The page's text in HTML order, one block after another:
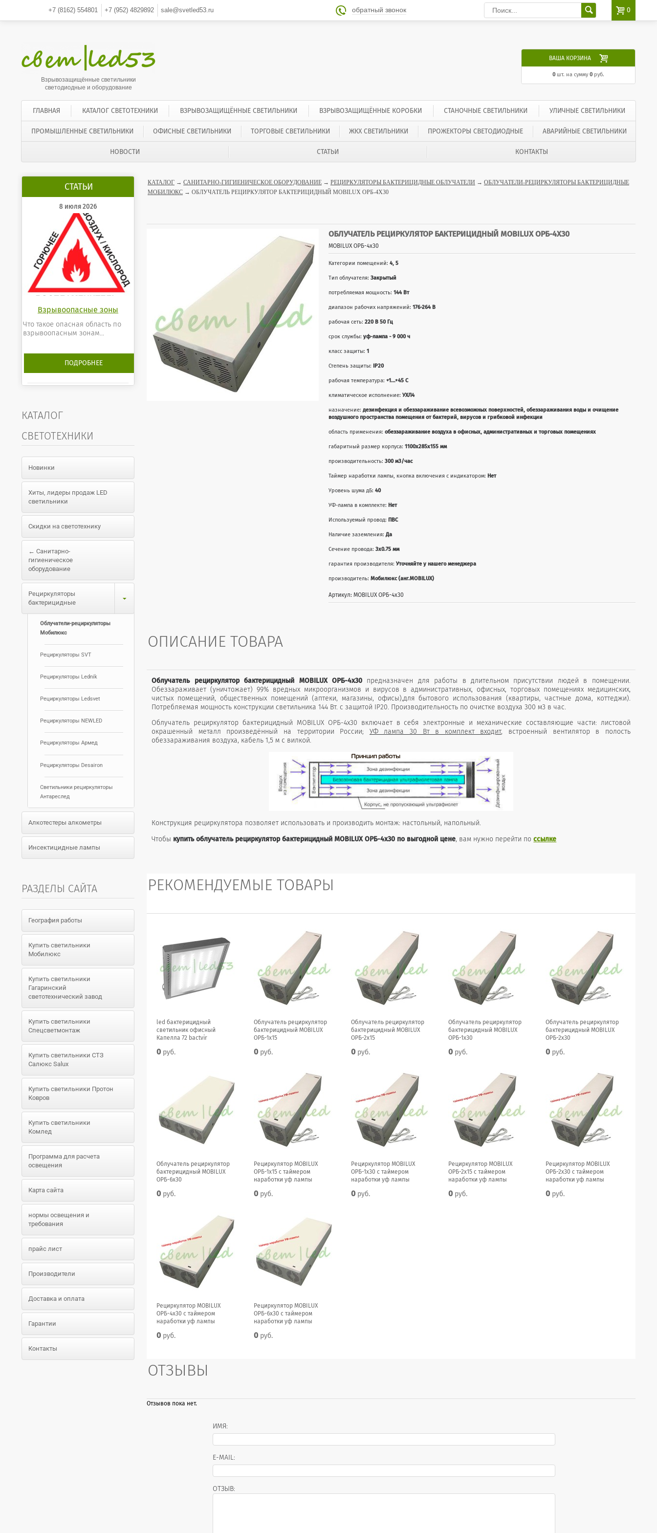
+7 (8162) 554801 +7 (952)4829892 sale@svetled53.ru  0
 обратный звонок
Взрывозащищённые светильники
светодиодные и оборудование
ВАША КОРЗИНА 
0шт. на сумму 0руб.
ГЛАВНАЯ КАТАЛОГ СВЕТОТЕХНИКИ ВЗРЫВОЗАЩИЩЁННЫЕ СВЕТИЛЬНИКИ ВЗРЫВОЗАЩИЩЁННЫЕ КОРОБКИ СТАНОЧНЫЕ СВЕТИЛЬНИКИ УЛИЧНЫЕ СВЕТИЛЬНИКИ
ПРОМЫШЛЕННЫЕ СВЕТИЛЬНИКИ ОФИСНЫЕ СВЕТИЛЬНИКИ ТОРГОВЫЕ СВЕТИЛЬНИКИ ЖКХ СВЕТИЛЬНИКИ ПРОЖЕКТОРЫ СВЕТОДИОДНЫЕ АВАРИЙНЫЕ СВЕТИЛЬНИКИ
НОВОСТИ СТАТЬИ КОНТАКТЫ
СТАТЬИ
8 июля 2026
Взрывоопасные зоны
Что такое опасная область по
взрывоопасным зонам...
ПОДРОБНЕЕ
КАТАЛОГ
СВЕТОТЕХНИКИ
Новинки
Хиты, лидеры продаж LED
светильники
Скидки на светотехнику
← Санитарно-
гигиеническое
оборудование
Рециркуляторы
бактерицидные
Облучатели-рециркуляторы
Мобилюкс
Рециркуляторы SVT
Рециркуляторы Lednik
Рециркуляторы Ledsvet
Рециркуляторы NEWLED
Рециркуляторы Армед
Рециркуляторы Desairon
Светильники рециркуляторы
Антареслед
Алкотестеры алкометры
Инсектицидные лампы
РАЗДЕЛЫ САЙТА
География работы
Купить светильники
Мобилюкс
Купить светильники
Гагаринский
светотехнический завод
Купить светильники
Спецсветмонтаж
Купить светильники СТЗ
Салюкс Salux
Купить светильники Протон
Ковров
Купить светильники
Комлед
Программа для расчета
освещения
Карта сайта
нормы освещения и
требования
прайс лист
Производители
Доставка и оплата
Гарантии
Контакты
КАТАЛОГ → САНИТАРНО-ГИГИЕНИЧЕСКОЕ ОБОРУДОВАНИЕ → РЕЦИРКУЛЯТОРЫ БАКТЕРИЦИДНЫЕ ОБЛУЧАТЕЛИ → ОБЛУЧАТЕЛИ-РЕЦИРКУЛЯТОРЫ БАКТЕРИЦИДНЫЕ
МОБИЛЮКС → ОБЛУЧАТЕЛЬ РЕЦИРКУЛЯТОР БАКТЕРИЦИДНЫЙ MOBILUX ОРБ-4X30
ОБЛУЧАТЕЛЬ РЕЦИРКУЛЯТОР БАКТЕРИЦИДНЫЙ MOBILUX ОРБ-4X30
MOBILUX ОРБ-4x30
Категории помещений: 4, 5
Тип облучателя: Закрытый
потребляемая мощность: 144 Вт
диапазон рабочих напряжений: 176-264 В
рабочая сеть: 220 В 50 Гц
срок службы: уф-лампа - 9 000 ч
класс защиты: 1
Степень защиты: IP20
рабочая температура: +1...+45 С
климатическое исполнение: УХЛ4
назначение: дезинфекция и обеззараживание всевозможных поверхностей, обеззараживания воды и очищение
воздушного пространства помещения от бактерий, вирусов и грибковой инфекции
область применения: обеззараживание воздуха в офисных, административных и торговых помещениях
габаритный размер корпуса: 1100х285х155 мм
производительность: 300 м3/час
Таймер наработки лампы, кнопка включения с индикатором: Нет
Уровень шума дБ: 40
УФ-лампа в комплекте: Нет
Используемый провод: ПВС
Наличие заземления:Да
Сечение провода: 3х0.75 мм
гарантия производителя: Уточняйте у нашего менеджера
производитель: Мобилюкс (анг.MOBILUX)
Артикул: MOBILUX ОРБ-4x30
ОПИСАНИЕ ТОВАРА
Облучатель рециркулятор бактерицидный MOBILUX ОРБ-4x30предназначен для работы в длительном присутствии людей в помещении.
Обеззараживает (уничтожает) 99% вредных микроорганизмов и вирусов в административных, офисных, торговых помещениях медицинских,
чистых помещений, общественных помещений (аптеки, магазины, офисы),для бытового использования (квартиры, частные дома, коттеджи).
Потребляемая мощность конструкции светильника 144 Вт. с защитой IP20. Производительность по очистке воздуха 300 м3 в час.
Облучатель рециркулятор бактерицидный MOBILUX ОРБ-4x30 включает в себя электронные и механические составляющие части: листовой
окрашенный металл произведённый на территории России; УФ лампа 30 Вт в комплект входит, встроенный вентилятор в полость
обеззараживания воздуха, кабель 1,5 м с вилкой.
Конструкция рециркулятора позволяет использовать и производить монтаж: настольный, напольный.
Чтобы купить облучатель рециркулятор бактерицидный MOBILUX ОРБ-4x30 по выгодной цене, вам нужно перейти по ссылке
РЕКОМЕНДУЕМЫЕ ТОВАРЫ
led бактерицидный
светильник офисный
Капелла 72 bactvir
0 руб.
Облучатель рециркулятор
бактерицидный MOBILUX
ОРБ-1x15
0 руб.
Облучатель рециркулятор
бактерицидный MOBILUX
ОРБ-2x15
0 руб.
Облучатель рециркулятор
бактерицидный MOBILUX
ОРБ-1x30
0 руб.
Облучатель рециркулятор
бактерицидный MOBILUX
ОРБ-2x30
0 руб.
Облучатель рециркулятор
бактерицидный MOBILUX
ОРБ-6x30
0 руб.
Рециркулятор MOBILUX
ОРБ-1x15 с таймером
наработки уф лампы
0 руб.
Рециркулятор MOBILUX
ОРБ-1x30 с таймером
наработки уф лампы
0 руб.
Рециркулятор MOBILUX
ОРБ-2x15 с таймером
наработки уф лампы
0 руб.
Рециркулятор MOBILUX
ОРБ-2x30 с таймером
наработки уф лампы
0 руб.
Рециркулятор MOBILUX
ОРБ-4x30 с таймером
наработки уф лампы
0 руб.
Рециркулятор MOBILUX
ОРБ-6x30 с таймером
наработки уф лампы
0 руб.
ОТЗЫВЫ
Отзывов пока нет.
ИМЯ:
E-MAIL:
ОТЗЫВ: